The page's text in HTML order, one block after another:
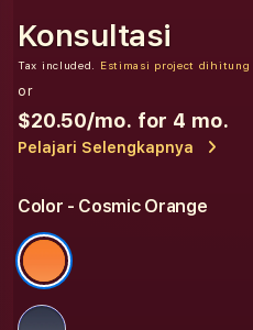
Konsultasi
Tax included. Estimasi project dihitung
or
$20.50/mo. for 4 mo.
Pelajari Selengkapnya
Color - Cosmic Orange